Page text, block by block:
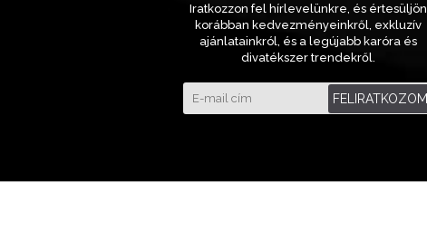
Iratkozzon fel hírlevelünkre, és értesüljön
korábban kedvezményeinkről, exkluzív
ajánlatainkról, és a legújabb karóra és
divatékszer trendekről.
FELIRATKOZOM